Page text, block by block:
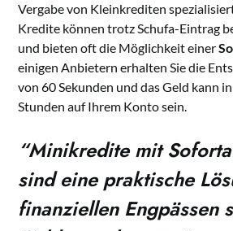
Vergabe von Kleinkrediten
Kredite können trotz Schufa-Eintrag
und bieten oft die Möglichkeit einer
einigen Anbietern erhalten Sie die
von 60 Sekunden und das Geld kann
Stunden auf Ihrem Konto sein.
“Minikredite mit
sind eine praktische
finanziellen Engpässen